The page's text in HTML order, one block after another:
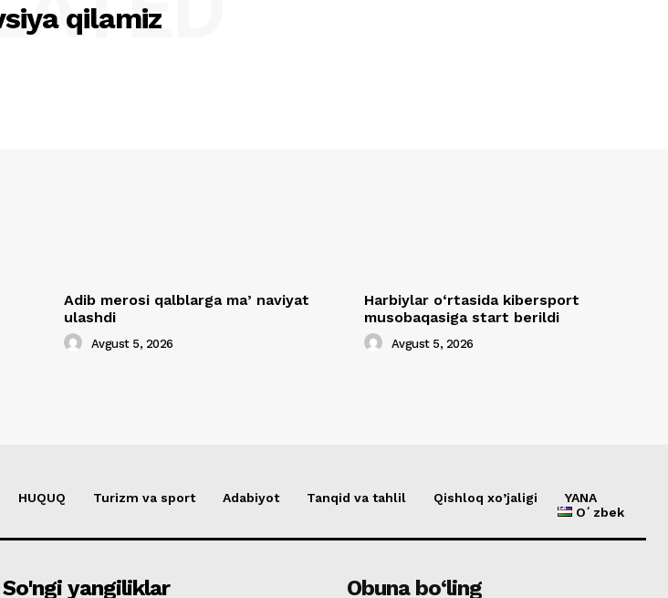
qilamiz
Adib merosi qalblarga maʼnaviyat
ulashdi
Avgust 5, 2026
Harbiylar o‘rtasida kibersport
musobaqasiga start berildi
Avgust 5, 2026
HUQUQ Turizm va sport Adabiyot Tanqid va tahlil Qishloq xo’jaligi
YANA
Oʻzbek
So'ngi yangiliklar Obuna bo‘ling